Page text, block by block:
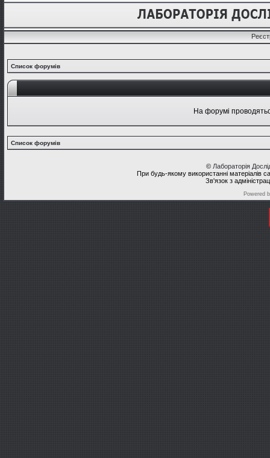
Список форумів
На форумі
Список форумів
© Лабораторія
При будь-якому використанні матеріалів
Зв'язок з
Powered